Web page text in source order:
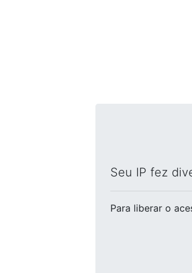
Seu IP fez
Para liberar o